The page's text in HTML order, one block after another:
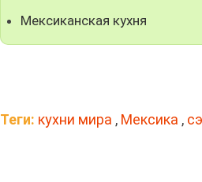
Мексиканская кухня
Теги: кухни мира , Мексика ,